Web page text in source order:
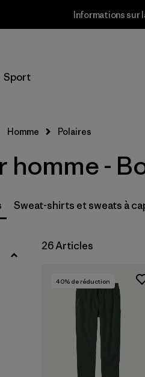
Informations sur
Sport
M (17)
L (16)
Homme Polaires
homme -
Sweat-shirts et sweats à
26 Articles
40% de réduction